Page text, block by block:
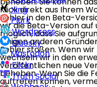
Xing
Plurk
Wordpress
Bluesky
Mastodon
Flickr
Truth Social
Klick direkt aus Ihrem
Fehler in den Beta-
wir die Beta-Version auf
möglich, dass Sie
einigen anderen
Fehler stoßen. Wenn
wechseln wir in den
veröffentlichen neue
beheben. Wenn Sie die
auftreten können,